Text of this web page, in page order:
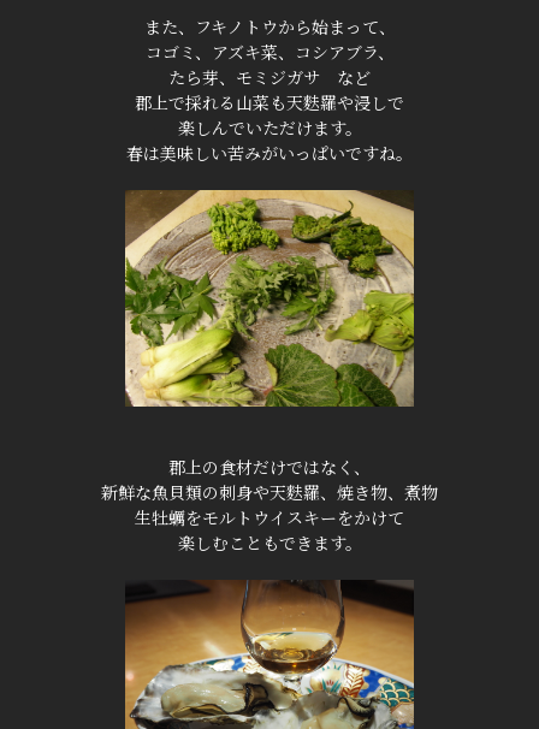
また、フキノトウから始まって、
コゴミ、アズキ菜、コシアブラ、
たら芽、モミジガサ など
郡上で採れる山菜も天麩羅や浸しで
楽しんでいただけます。
春は美味しい苦みがいっぱいですね。
郡上の食材だけではなく、
新鮮な魚貝類の刺身や天麩羅、焼き物、煮物
生牡蠣をモルトウイスキーをかけて
楽しむこともできます。